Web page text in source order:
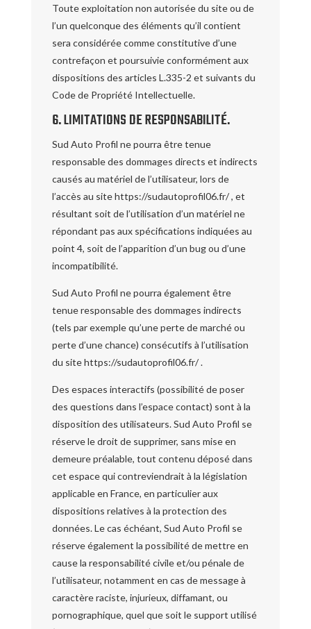
Toute exploitation non autorisée du site ou de
l’un quelconque des éléments qu’il contient
sera considérée comme constitutive d’une
contrefaçon et poursuivie conformément aux
dispositions des articles L.335-2 et suivants du
Code de Propriété Intellectuelle.
6. LIMITATIONS DE RESPONSABILITÉ.
Sud Auto Profil ne pourra être tenue
responsable des dommages directs et indirects
causés au matériel de l’utilisateur, lors de
l’accès au site https://sudautoprofil06.fr/ , et
résultant soit de l’utilisation d’un matériel ne
répondant pas aux spécifications indiquées au
point 4, soit de l’apparition d’un bug ou d’une
incompatibilité.
Sud Auto Profil ne pourra également être
tenue responsable des dommages indirects
(tels par exemple qu’une perte de marché ou
perte d’une chance) consécutifs à l’utilisation
du site https://sudautoprofil06.fr/ .
Des espaces interactifs (possibilité de poser
des questions dans l’espace contact) sont à la
disposition des utilisateurs. Sud Auto Profil se
réserve le droit de supprimer, sans mise en
demeure préalable, tout contenu déposé dans
cet espace qui contreviendrait à la législation
applicable en France, en particulier aux
dispositions relatives à la protection des
données. Le cas échéant, Sud Auto Profil se
réserve également la possibilité de mettre en
cause la responsabilité civile et/ou pénale de
l’utilisateur, notamment en cas de message à
caractère raciste, injurieux, diffamant, ou
pornographique, quel que soit le support utilisé